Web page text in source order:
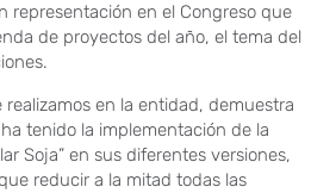
representación en el Congreso que
de proyectos del año, el tema del
en la entidad, demuestra
tenido la implementación de la
Soja” en sus diferentes versiones,
reducir a la mitad todas las